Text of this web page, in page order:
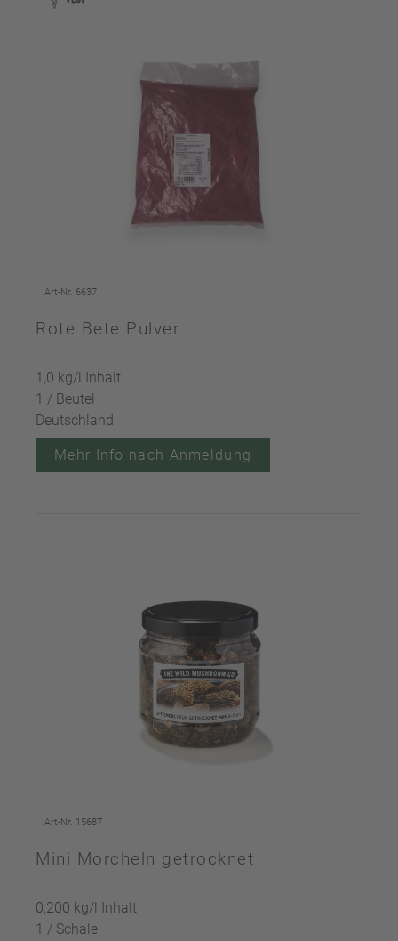
Art-Nr. 6637
Rote Bete Pulver
1,0 kg/l Inhalt
1 / Beutel
Deutschland
Mehr Info nach Anmeldung
Art-Nr. 15687
Mini Morcheln getrocknet
0,200 kg/l Inhalt
1 / Schale